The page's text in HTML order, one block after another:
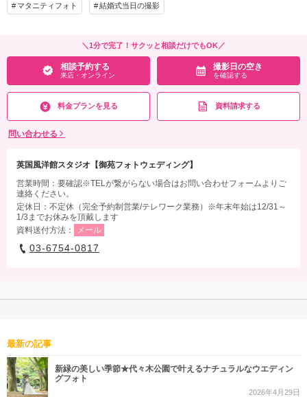
マタニティフォト 結婚式当日の撮影
＼1分で完了！サクッと相談だけでもOK／
相談予約する
来店・オンライン
撮影日の空き
を確認する
料金プランを見る 資料請求する
問い合わせる
英国風洋館スタジオ【御苑フォトウェディング】
営業時間：要確認※TELが繋がらない場合はお問い合わせフォームよりご
連絡ください。
定休日：不定休（完全予約制営業/テレワーク業務）※年末年始は12/31～
1/3までお休みを頂戴します
資料送付方法：
メール
03-6754-0817
最新の記事
新緑の美しい季節★代々木公園で叶えるナチュラルなウエディン
グフォト
2026年4月29日